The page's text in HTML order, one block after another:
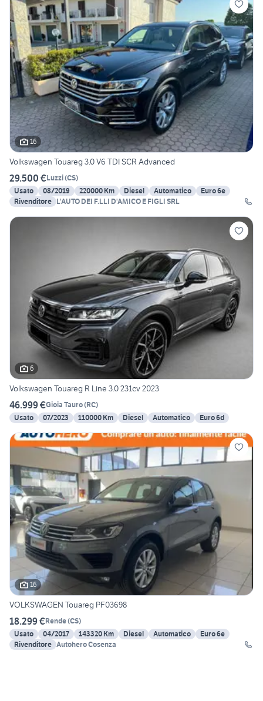
16
Volkswagen Touareg 3.0 V6 TDI SCR Advanced
29.500 €Luzzi(CS)
Usato
08/2019 220000 Km Diesel Automatico
Euro 6e
Rivenditore L'AUTO DEI F.LLI D'AMICO E FIGLI SRL
6
Volkswagen Touareg R Line 3.0 231cv 2023
46.999 €Gioia Tauro(RC)
Usato
07/2023 110000 Km Diesel Automatico Euro 6d
16
VOLKSWAGEN Touareg PF03698
18.299 €Rende(CS)
Usato
04/2017 143320 Km Diesel Automatico
Euro 6e
Rivenditore Autohero Cosenza